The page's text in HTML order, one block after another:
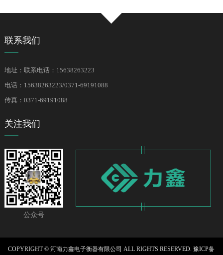
联系我们
地址：联系电话：15638263223
电话：15638263223/0371-69191088
传真：0371-69191088
关注我们
公众号
COPYRIGHT © 河南力鑫电子衡器有限公司 ALL RIGHTS RESERVED.豫ICP备